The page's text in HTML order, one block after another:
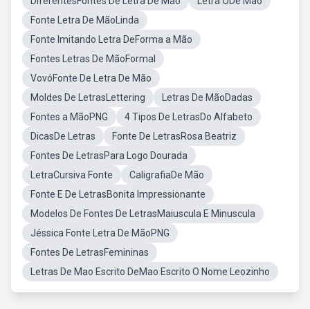
Fonte Letra De MãoLinda
Fonte Imitando Letra DeForma a Mão
Fontes Letras De MãoFormal
VovóFonte De Letra De Mão
Moldes De LetrasLettering
Letras De MãoDadas
Fontes a MãoPNG
4 Tipos De LetrasDo Alfabeto
DicasDe Letras
Fonte De LetrasRosa Beatriz
Fontes De LetrasPara Logo Dourada
LetraCursiva Fonte
CaligrafiaDe Mão
Fonte E De LetrasBonita Impressionante
Modelos De Fontes De LetrasMaiuscula E Minuscula
Jéssica Fonte Letra De MãoPNG
Fontes De LetrasFemininas
Letras De Mao Escrito DeMao Escrito O Nome Leozinho